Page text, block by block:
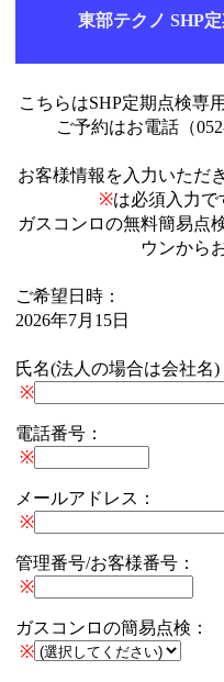
東部テクノ SHP
こちらはSHP定期点検専
ご予約はお電話（
お客様情報を入力いただ
※は必須入力で
ガスコンロの無料簡易点
ウンから
ご希望日時：
2026年7月15日
氏名(法人の場合は会社名)
※
電話番号：
※
メールアドレス：
※
管理番号/お客様番号：
※
ガスコンロの簡易点検：
※